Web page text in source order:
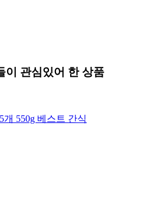
이 관심있어 한 상품
550g 베스트 간식